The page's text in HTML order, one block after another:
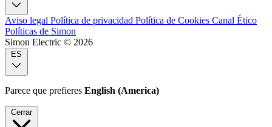
Aviso legal Política de privacidad Política de Cookies Canal Ético
Políticas de Simon
Simon Electric © 2026
Parece que prefieres English (America)
Cerrar